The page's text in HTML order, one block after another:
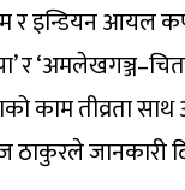
र इन्डियन आयल
र
काम तीव्रता
ठाकुरले जानकारी